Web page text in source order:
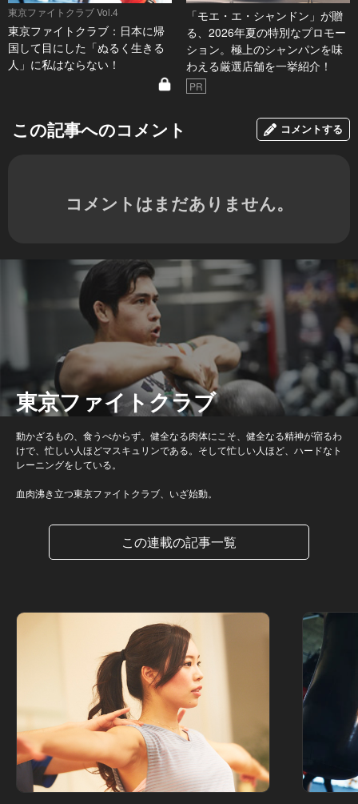
東京ファイトクラブ Vol.4
東京ファイトクラブ：日本に帰
国して目にした「ぬるく生きる
人」に私はならない！
「モエ・エ・シャンドン」が贈
る、2026年夏の特別なプロモー
ション。極上のシャンパンを味
わえる厳選店舗を一挙紹介！
PR
この記事へのコメント コメントする
コメントはまだありません。
東京ファイトクラブ
動かざるもの、食うべからず。健全なる肉体にこそ、健全なる精神が宿るわ
けで、忙しい人ほどマスキュリンである。そして忙しい人ほど、ハードなト
レーニングをしている。
血肉沸き立つ東京ファイトクラブ、いざ始動。
この連載の記事一覧